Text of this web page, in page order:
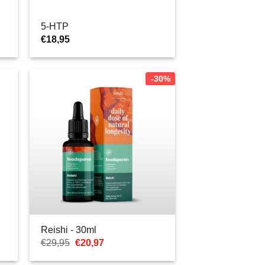
5-HTP
€18,95
-30%
Reishi - 30ml
€29,95 Ursprünglicher
war:
€20,97Aktueller
ist: